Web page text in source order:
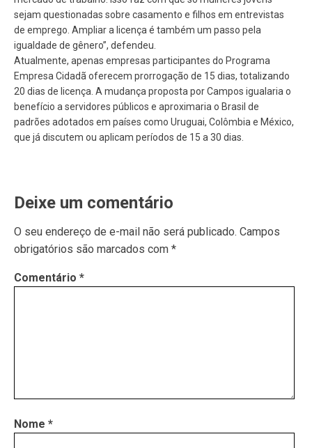
sejam questionadas sobre casamento e filhos em entrevistas
de emprego. Ampliar a licença é também um passo pela
igualdade de gênero”, defendeu.
Atualmente, apenas empresas participantes do Programa
Empresa Cidadã oferecem prorrogação de 15 dias, totalizando
20 dias de licença. A mudança proposta por Campos igualaria o
benefício a servidores públicos e aproximaria o Brasil de
padrões adotados em países como Uruguai, Colômbia e México,
que já discutem ou aplicam períodos de 15 a 30 dias.
Deixe um comentário
O seu endereço de e-mail não será publicado. Campos
obrigatórios são marcados com *
Comentário *
Nome *